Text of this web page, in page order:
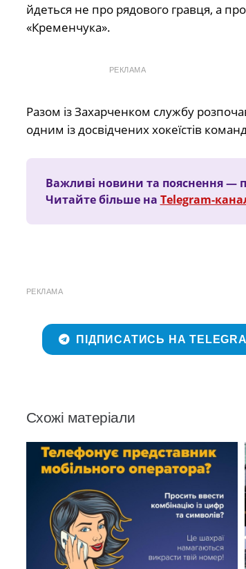
йдеться не про рядового гравця, а
«Кременчука».
РЕКЛАМА
Разом із Захарченком службу
одним із досвідчених хокеїстів
Важливі новини та пояснення —
Читайте більше на Telegram-
РЕКЛАМА
ПІДПИСАТИСЬ НА
Схожі матеріали